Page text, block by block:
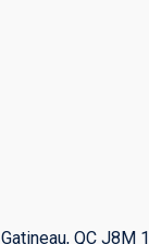
QC J8M